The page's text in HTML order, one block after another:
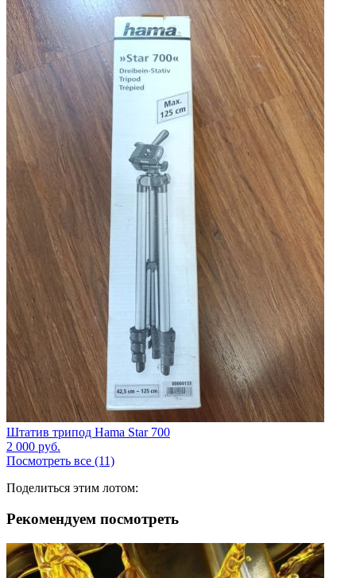
Штатив трипод Hama Star 700
2 000 руб.
Посмотреть все (11)
Поделиться этим лотом:
Рекомендуем посмотреть